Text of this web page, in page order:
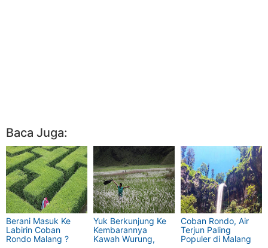
Baca Juga:
Berani Masuk Ke
Labirin Coban
Rondo Malang ?
Yuk Berkunjung Ke
Kembarannya
Kawah Wurung,
Coban Rondo, Air
Terjun Paling
Populer di Malang